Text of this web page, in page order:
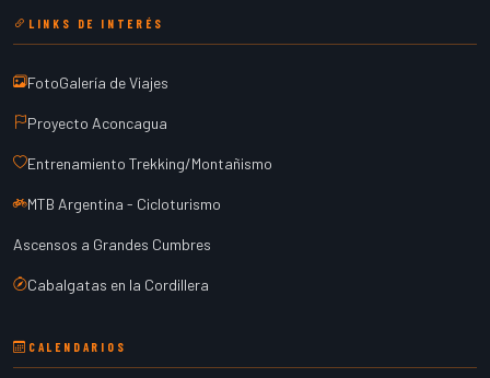
LINKS DE INTERÉS
FotoGalería de Viajes
Proyecto Aconcagua
Entrenamiento Trekking/Montañismo
MTB Argentina - Cicloturismo
Ascensos a Grandes Cumbres
Cabalgatas en la Cordillera
CALENDARIOS